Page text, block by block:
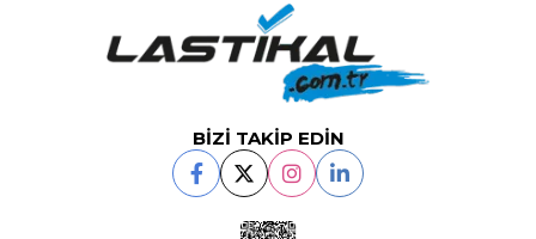
BİZİ TAKİP EDİN